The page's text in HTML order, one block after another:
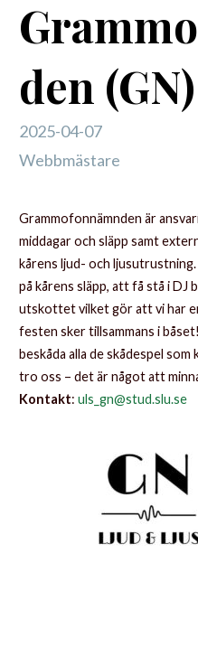
den (GN)
2025-04-07
Webbmästare
Grammofonnämnden är
middagar och släpp samt
kårens ljud- och
på kårens släpp, att få stå i DJ
utskottet vilket gör att vi har
festen sker tillsammans i
beskåda alla de skådespel
tro oss – det är något att
Kontakt: uls_gn@stud.slu.se